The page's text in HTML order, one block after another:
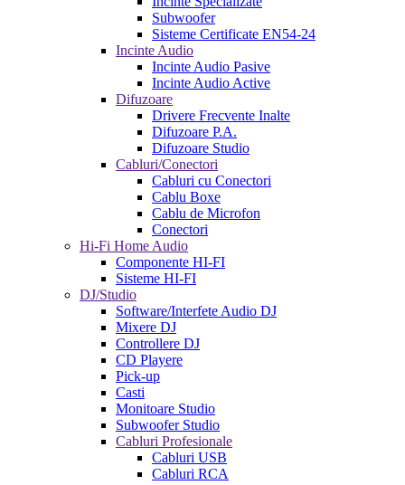
Subwoofer
Sisteme Certificate EN54-24
Incinte Audio
Incinte Audio Pasive
Incinte Audio Active
Difuzoare
Drivere Frecvente Inalte
Difuzoare P.A.
Difuzoare Studio
Cabluri/Conectori
Cabluri cu Conectori
Cablu Boxe
Cablu de Microfon
Conectori
Hi-Fi Home Audio
Componente HI-FI
Sisteme HI-FI
DJ/Studio
Software/Interfete Audio DJ
Mixere DJ
Controllere DJ
CD Playere
Pick-up
Casti
Monitoare Studio
Subwoofer Studio
Cabluri Profesionale
Cabluri USB
Cabluri RCA